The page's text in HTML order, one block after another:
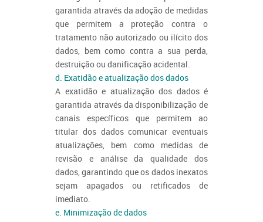
garantida através da adoção de medidas
que permitem a proteção contra o
tratamento não autorizado ou ilícito dos
dados, bem como contra a sua perda,
destruição ou danificação acidental.
d. Exatidão e atualização dos dados
A exatidão e atualização dos dados é
garantida através da disponibilização de
canais específicos que permitem ao
titular dos dados comunicar eventuais
atualizações, bem como medidas de
revisão e análise da qualidade dos
dados, garantindo que os dados inexatos
sejam apagados ou retificados de
imediato.
e. Minimização de dados